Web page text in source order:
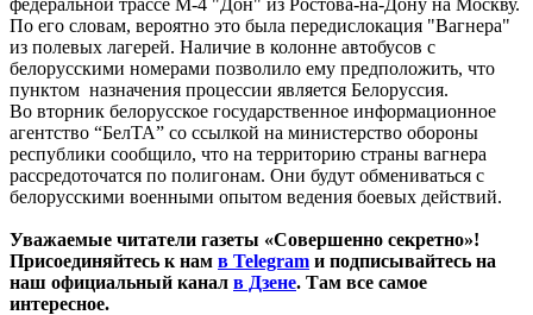
По его словам, вероятно это была передислокация "Вагнера"
из полевых лагерей. Наличие в колонне автобусов с
белорусскими номерами позволило ему предположить, что
пунктом назначения процессии является Белоруссия.
Во вторник белорусское государственное информационное
агентство “БелТА” со ссылкой на министерство обороны
республики сообщило, что на территорию страны вагнера
рассредоточатся по полигонам. Они будут обмениваться с
белорусскими военными опытом ведения боевых действий.
Уважаемые читатели газеты «Совершенно секретно»!
Присоединяйтесь к нам в Telegram и подписывайтесь на
наш официальный канал в Дзене. Там все самое
интересное.